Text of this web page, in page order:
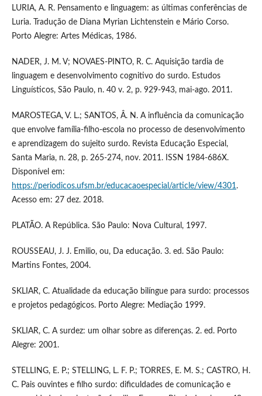
LURIA, A. R. Pensamento e linguagem: as últimas conferências de
Luria. Tradução de Diana Myrian Lichtenstein e Mário Corso.
Porto Alegre: Artes Médicas, 1986.
NADER, J. M. V; NOVAES-PINTO, R. C. Aquisição tardia de
linguagem e desenvolvimento cognitivo do surdo. Estudos
Linguísticos, São Paulo, n. 40 v. 2, p. 929-943, mai-ago. 2011.
MAROSTEGA, V. L.; SANTOS, Â. N. A influência da comunicação
que envolve família-filho-escola no processo de desenvolvimento
e aprendizagem do sujeito surdo. Revista Educação Especial,
Santa Maria, n. 28, p. 265-274, nov. 2011. ISSN 1984-686X.
Disponível em:
https://periodicos.ufsm.br/educacaoespecial/article/view/4301.
Acesso em: 27 dez. 2018.
PLATÃO. A República. São Paulo: Nova Cultural, 1997.
ROUSSEAU, J. J. Emilio, ou, Da educação. 3. ed. São Paulo:
Martins Fontes, 2004.
SKLIAR, C. Atualidade da educação bilíngue para surdo: processos
e projetos pedagógicos. Porto Alegre: Mediação 1999.
SKLIAR, C. A surdez: um olhar sobre as diferenças. 2. ed. Porto
Alegre: 2001.
STELLING, E. P.; STELLING, L. F. P.; TORRES, E. M. S.; CASTRO, H.
C. Pais ouvintes e filho surdo: dificuldades de comunicação e